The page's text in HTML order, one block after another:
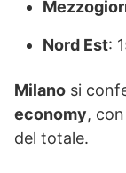
Nord Est:
Milano si
economy,
del totale.